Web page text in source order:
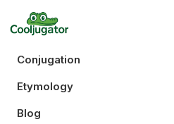
Conjugation
Etymology
Blog